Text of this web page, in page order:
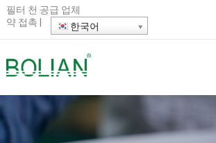
필터 천 공급 업체
약 접촉 한국어